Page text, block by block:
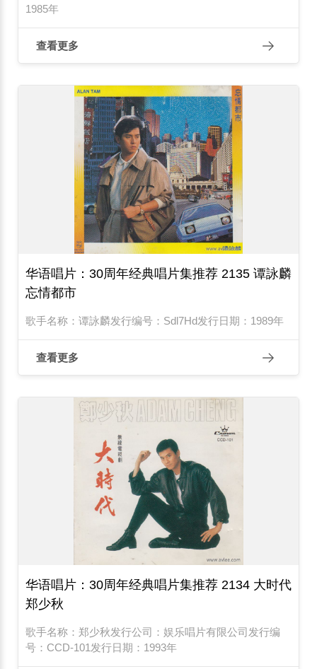
1985年
查看更多
华语唱片：30周年经典唱片集推荐 2135 谭詠麟
忘情都市
歌手名称：谭詠麟发行编号：Sdl7Hd发行日期：1989年
查看更多
华语唱片：30周年经典唱片集推荐 2134 大时代
郑少秋
歌手名称：郑少秋发行公司：娱乐唱片有限公司发行编
号：CCD-101发行日期：1993年